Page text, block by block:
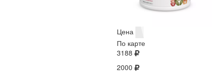
Цена
По карте
3188
2000